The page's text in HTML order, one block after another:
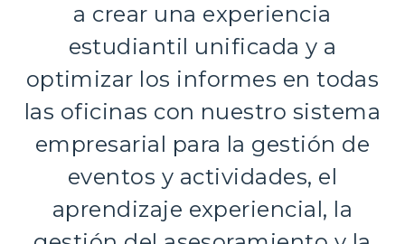
a crear una experiencia
estudiantil unificada y a
optimizar los informes en todas
las oficinas con nuestro sistema
empresarial para la gestión de
eventos y actividades, el
aprendizaje experiencial, la